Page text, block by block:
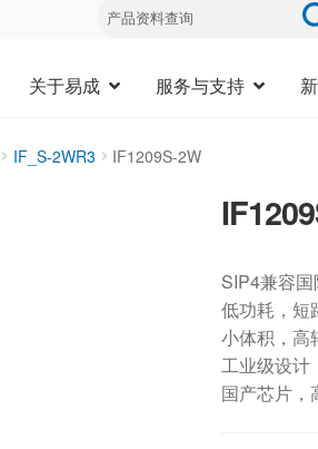
关于易成 服务与支持
IF_S-2WR3 IF1209S-2W
SIP4兼容
低功耗，短
小体积，高
工业级设计
国产芯片，